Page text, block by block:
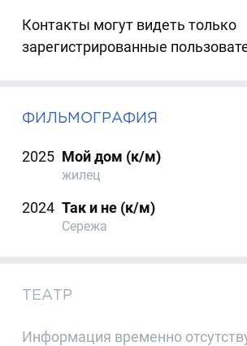
Контакты могут видеть только
зарегистрированные
ФИЛЬМОГРАФИЯ
2025 Мой дом (к/м)
жилец
2024 Так и не (к/м)
Сережа
ТЕАТР
Информация временно